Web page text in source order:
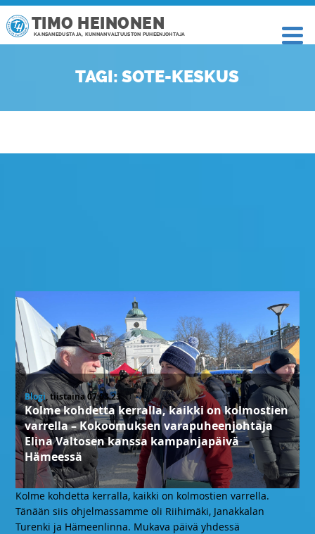
TIMO HEINONEN
KANSANEDUSTAJA, KUNNANVALTUUSTON PUHEENJOHTAJA
TAGI: SOTE-KESKUS
Blogi, tiistaina 07.03.23
Kolme kohdetta kerralla, kaikki on kolmostien
varrella – Kokoomuksen varapuheenjohtaja
Elina Valtosen kanssa kampanjapäivä
Hämeessä
Kolme kohdetta kerralla, kaikki on kolmostien varrella.
Tänään siis ohjelmassamme oli Riihimäki, Janakkalan
Turenki ja Hämeenlinna. Mukava päivä yhdessä